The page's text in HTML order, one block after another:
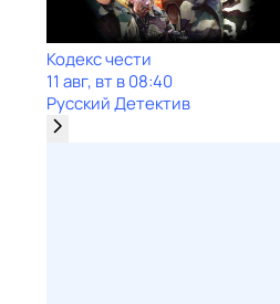
Кодекс чести
11 авг, вт в 08:40
Русский Детектив